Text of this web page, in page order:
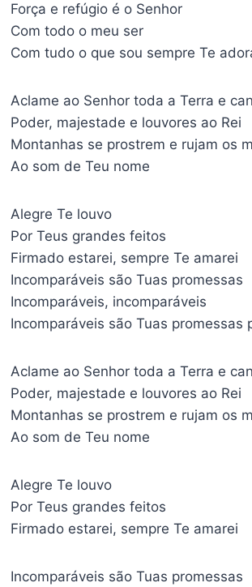
Força e refúgio é o Senhor
Com todo o meu ser
Com tudo o que sou sempre Te
Aclame ao Senhor toda a Terra e
Poder, majestade e louvores ao Rei
Montanhas se prostrem e rujam os
Ao som de Teu nome
Alegre Te louvo
Por Teus grandes feitos
Firmado estarei, sempre Te amarei
Incomparáveis são Tuas promessas
Incomparáveis, incomparáveis
Incomparáveis são Tuas promessas
Aclame ao Senhor toda a Terra e
Poder, majestade e louvores ao Rei
Montanhas se prostrem e rujam os
Ao som de Teu nome
Alegre Te louvo
Por Teus grandes feitos
Firmado estarei, sempre Te amarei
Incomparáveis são Tuas promessas